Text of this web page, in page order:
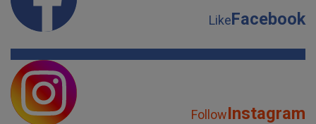
LikeFacebook
FollowInstagram